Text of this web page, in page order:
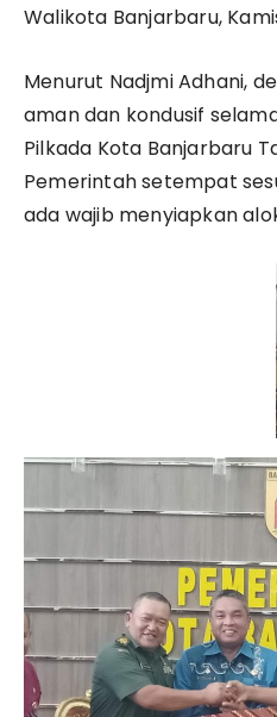
Walikota Banjarbaru,
Menurut Nadjmi Adhani,
aman dan kondusif
Pilkada Kota Banjarbaru
Pemerintah setempat
ada wajib menyiapkan